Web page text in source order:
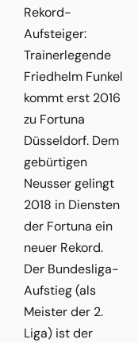
Rekord-
Aufsteiger:
Trainerlegende
Friedhelm Funkel
kommt erst 2016
zu Fortuna
Düsseldorf. Dem
gebürtigen
Neusser gelingt
2018 in Diensten
der Fortuna ein
neuer Rekord.
Der Bundesliga-
Aufstieg (als
Meister der 2.
Liga) ist der